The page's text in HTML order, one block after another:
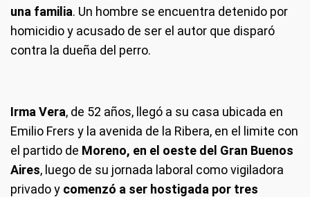
una familia. Un hombre se encuentra detenido por
homicidio y acusado de ser el autor que disparó
contra la dueña del perro.
Irma Vera, de 52 años, llegó a su casa ubicada en
Emilio Frers y la avenida de la Ribera, en el limite con
el partido de Moreno, en el oeste del Gran Buenos
Aires, luego de su jornada laboral como vigiladora
privado y comenzó a ser hostigada por tres